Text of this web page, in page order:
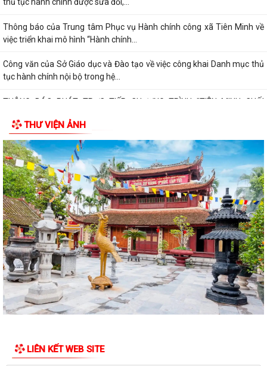
Thông báo của Trung tâm Phục vụ Hành chính công xã Tiên Minh về
việc triển khai mô hình “Hành chính...
Công văn của Sở Giáo dục và Đào tạo về việc công khai Danh mục thủ
tục hành chính nội bộ trong hệ...
THÔNG BÁO PHÁT TRỰC TIẾP CHƯƠNG TRÌNH "TIÊN MINH CUỐI
Công bố các quyết định về Khu kinh tế, khởi động Khu thương mại tự
do Hải Phòng
Công văn của Sở Văn hoá, Thể thao và Du lịch về việc công khai niêm
yết nội dung TTHC mới ban hành,...
Công văn của UBND thành phố Hải Phòng về việc thực hiện TTHC trên
Hệ thống TTGQTTHC tập trung của...
Xã Tiên Minh chuẩn bị tổ chức lấy mẫu hài cốt liệt sĩ để giám định ADN,
xác định danh tính các anh...
Quyết định của UBND thành phố Hải Phòng về việc công bố danh mục
thủ tục hành chính ban hành mới...
UBND xã Tiên Minh hướng dẫn cài đặt và sử dụng Ứng dụng Smart Hải
THƯ VIỆN ẢNH
LIÊN KẾT WEB SITE